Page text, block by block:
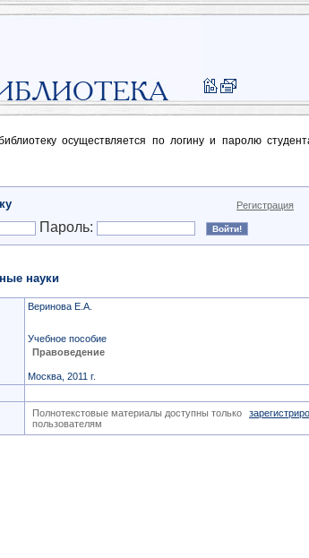
осуществляется по логину и паролю
Регистрация
Пароль:
науки
Веринова Е.А.
Учебное пособие
Правоведение
Москва, 2011 г.
Полнотекстовые материалы доступны только
пользователям